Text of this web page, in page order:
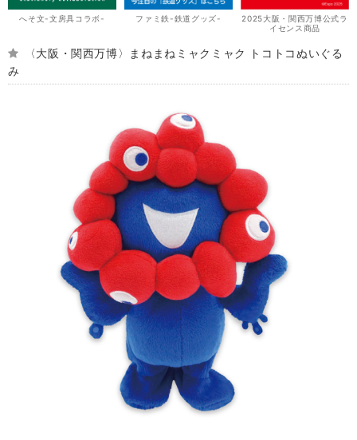
へそ文-文房具コラボ- ファミ鉄-鉄道グッズ-
2025大阪・関西万博公式ラ
イセンス商品
〈大阪・関西万博〉まねまねミャクミャク トコトコぬいぐる
み